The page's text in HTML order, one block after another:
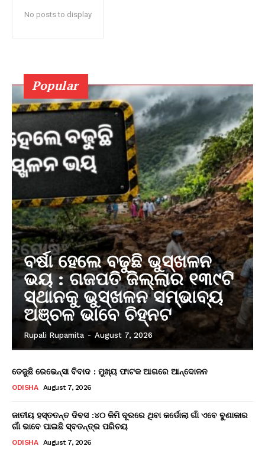
No posts to display
Popular
ବର୍ଷା ହେଲେ ବଢୁଛି ଭୁସ୍ଖଳନ
ଭୟ : ଗଜପତି ଜିଲ୍ଲାର ୧୩୯ଟି
ସ୍ଥାନକୁ ଭୁସ୍ଖଳନ ସମ୍ଭାବ୍ୟ
ଅଞ୍ଚଳ ଭାବେ ଚିହ୍ନଟ
Rupali Rupamita - August 7, 2026
ତେଜୁଛି ରେଭେନ୍ସା ବିବାଦ : ମୁଖ୍ୟ ଫାଟକ ଆଗରେ ଆନ୍ଦୋଳନ
ODISHA August 7, 2026
ଜାତୀୟ ହସ୍ତତନ୍ତ ଦିବସ :୪୦ କିମି ଦୂରରେ ଥିବା କର୍ଡୋଲା ଗାଁ ଏବେ ବୁଣାକାର
ଗାଁ ଭାବେ ପାଇଛି ସ୍ବତନ୍ତ୍ର ପରିଚୟ
ODISHA August 7, 2026